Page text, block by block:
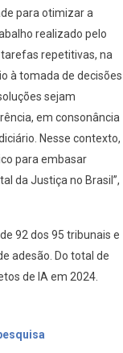
para otimizar a
realizado pelo
repetitivas, na
à tomada de decisões
sejam
em consonância
Nesse contexto,
para embasar
da Justiça no Brasil”,
92 dos 95 tribunais e
adesão. Do total de
de IA em 2024.